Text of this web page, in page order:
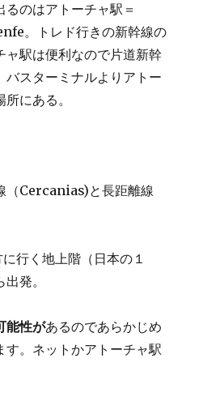
るのはアトーチャ駅＝
。トレド行きの新幹線の
ャ駅は便利なので片道新幹
バスターミナルよりアトー
にある。
（Cercanias)と長距離線
行く地上階（日本の１
発。
能性があるのであらかじめ
す。ネットかアトーチャ駅